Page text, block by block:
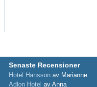
Senaste Recensioner
Hotel Hanssonav Marianne
Adlon Hotel av Anna